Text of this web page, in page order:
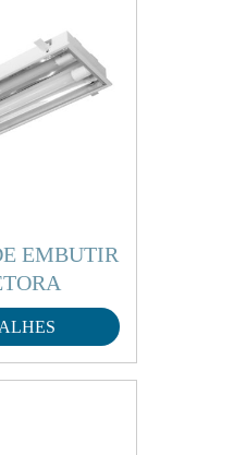
EMBUTIR